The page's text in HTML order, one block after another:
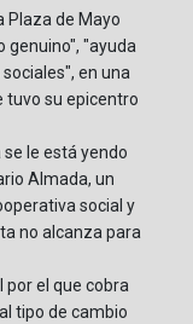
Plaza de Mayo
genuino", "ayuda
en una
tuvo su epicentro
le está yendo
Almada, un
social y
no alcanza para
por el que cobra
tipo de cambio